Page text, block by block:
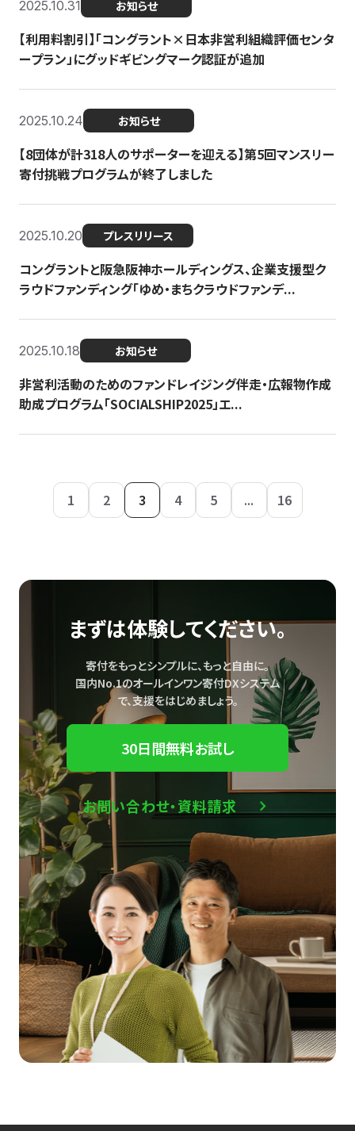
2025.10.31 お知らせ
【利用料割引】「コングラント×日本非営利組織評価センタ
ープラン」にグッドギビングマーク認証が追加
2025.10.24 お知らせ
【8団体が計318人のサポーターを迎える】​​第5回マンスリー
寄付挑戦プログラムが終了しました
2025.10.20 プレスリリース
コングラントと阪急阪神ホールディングス、企業支援型ク
ラウドファンディング「ゆめ・まちクラウドファンデ...
2025.10.18 お知らせ
非営利活動のためのファンドレイジング伴走・広報物作成
助成プログラム「SOCIALSHIP2025」エ...
1 2 3 4 5 ... 16
まずは体験してください。
寄付をもっとシンプルに、もっと自由に。
国内No.1のオールインワン寄付DXシステム
で、支援をはじめましょう。
30日間無料お試し
お問い合わせ・資料請求